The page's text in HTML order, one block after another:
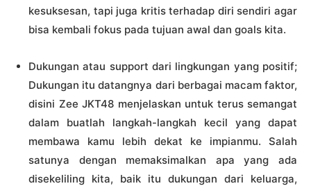
kesuksesan, tapi juga kritis terhadap diri sendiri agar
bisa kembali fokus pada tujuan awal dan goals kita.
Dukungan atau support dari lingkungan yang positif;
Dukungan itu datangnya dari berbagai macam faktor,
disini Zee JKT48 menjelaskan untuk terus semangat
dalam buatlah langkah-langkah kecil yang dapat
membawa kamu lebih dekat ke impianmu. Salah
satunya dengan memaksimalkan apa yang ada
disekeliling kita, baik itu dukungan dari keluarga,